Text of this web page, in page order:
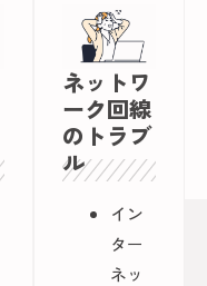
ネットワ
ーク回線
のトラブ
ル
イン
ター
ネッ